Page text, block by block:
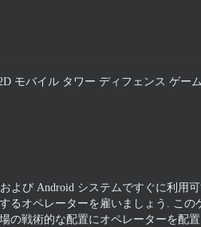
モバイル タワー ディフェンス ゲー
よび Android システムですぐに利用
るオペレーターを雇いましょう. この
の戦術的な配置にオペレーターを配